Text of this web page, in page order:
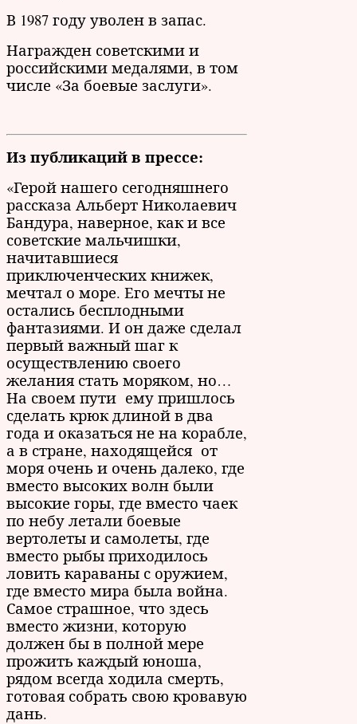
В 1987 году уволен в запас.
Награжден советскими и
российскими медалями, в том
числе «За боевые заслуги».
Из публикаций в прессе:
«Герой нашего сегодняшнего
рассказа Альберт Николаевич
Бандура, наверное, как и все
советские мальчишки,
начитавшиеся
приключенческих книжек,
мечтал о море. Его мечты не
остались бесплодными
фантазиями. И он даже сделал
первый важный шаг к
осуществлению своего
желания стать моряком, но…
На своем пути ему пришлось
сделать крюк длиной в два
года и оказаться не на корабле,
а в стране, находящейся от
моря очень и очень далеко, где
вместо высоких волн были
высокие горы, где вместо чаек
по небу летали боевые
вертолеты и самолеты, где
вместо рыбы приходилось
ловить караваны с оружием,
где вместо мира была война.
Самое страшное, что здесь
вместо жизни, которую
должен бы в полной мере
прожить каждый юноша,
рядом всегда ходила смерть,
готовая собрать свою кровавую
дань.